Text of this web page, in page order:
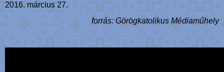
2016. március 27.
forrás: Görögkatolikus Médiaműhely